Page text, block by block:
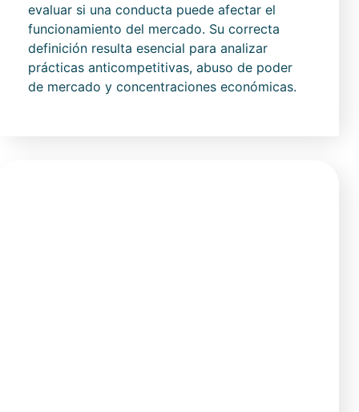
evaluar si una conducta puede afectar el
funcionamiento del mercado. Su correcta
definición resulta esencial para analizar
prácticas anticompetitivas, abuso de poder
de mercado y concentraciones económicas.